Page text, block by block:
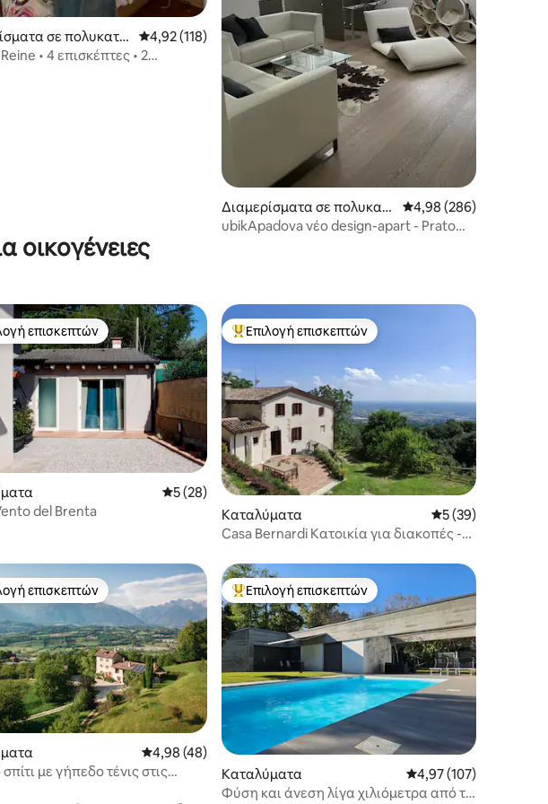
στα 5, 182 κριτικές
σε πολυκατοι
Μέση βαθμολογία: 4,92 στα 5, 118 κριτικές
4,92 (118)
• 4 επισκέπτες • 2
Διαμερίσματα σε πολυκατ
οικία
Μέση βαθμολογία:
4,98 (286)
ubikApadova νέο design-apart - Prato
οικογένειες
5, 255 κριτικές
επιλογή επισκεπτών
επισκεπτών
Μέση βαθμολογία: 5 στα 5, 28 κριτικές
5 (28)
del Brenta
Κορυφαία επιλογή επισκεπτών
Επιλογή επισκεπτών
Καταλύματα Μέση βαθμολογία:
5 (39)
Casa Bernardi Κατοικία για διακοπές -
5, 391 κριτικές
επιλογή επισκεπτών
επισκεπτών
Μέση βαθμολογία: 4,98 στα 5, 48 κριτικές
4,98 (48)
σπίτι με γήπεδο τένις στις
Κορυφαία επιλογή επισκεπτών
Επιλογή επισκεπτών
Καταλύματα Μέση βαθμολογία:
4,97 (107)
Φύση και άνεση λίγα χιλιόμετρα από τη